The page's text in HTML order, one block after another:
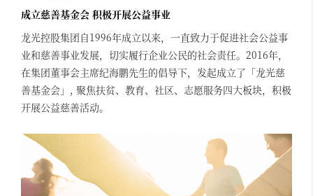
成立慈善基金会 积极开展公益事业
龙光控股集团自1996年成立以来，一直致力于促进社会公益事
业和慈善事业发展，切实履行企业公民的社会责任。2016年，
在集团董事会主席纪海鹏先生的倡导下，发起成立了「龙光慈
善基金会」, 聚焦扶贫、教育、社区、志愿服务四大板块，积极
开展公益慈善活动。